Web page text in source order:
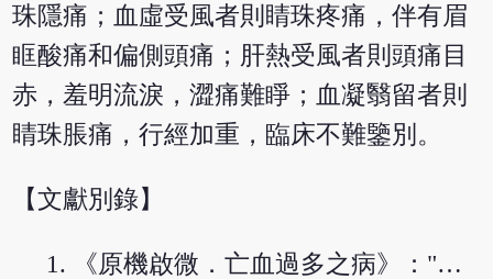
珠隱痛；血虛受風者則睛珠疼痛，伴有眉
眶酸痛和偏側頭痛；肝熱受風者則頭痛目
赤，羞明流淚，澀痛難睜；血凝翳留者則
睛珠脹痛，行經加重，臨床不難鑒別。
【文獻別錄】
《原機啟微．亡血過多之病》："…